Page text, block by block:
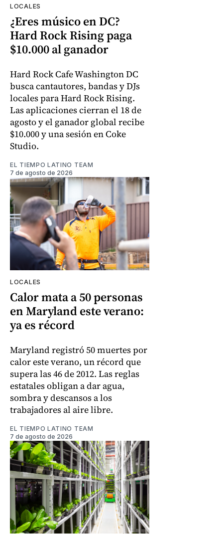
LOCALES
¿Eres músico en DC?
Hard Rock Rising paga
$10.000 al ganador
Hard Rock Cafe Washington DC
busca cantautores, bandas y DJs
locales para Hard Rock Rising.
Las aplicaciones cierran el 18 de
agosto y el ganador global recibe
$10.000 y una sesión en Coke
Studio.
EL TIEMPO LATINO TEAM
7 de agosto de 2026
LOCALES
Calor mata a 50 personas
en Maryland este verano:
ya es récord
Maryland registró 50 muertes por
calor este verano, un récord que
supera las 46 de 2012. Las reglas
estatales obligan a dar agua,
sombra y descansos a los
trabajadores al aire libre.
EL TIEMPO LATINO TEAM
7 de agosto de 2026